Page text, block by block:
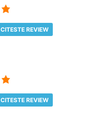
CITESTE REVIEW
CITESTE REVIEW